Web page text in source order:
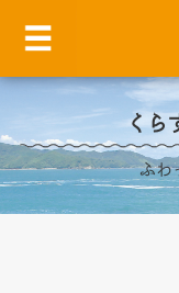
くら
ふわ